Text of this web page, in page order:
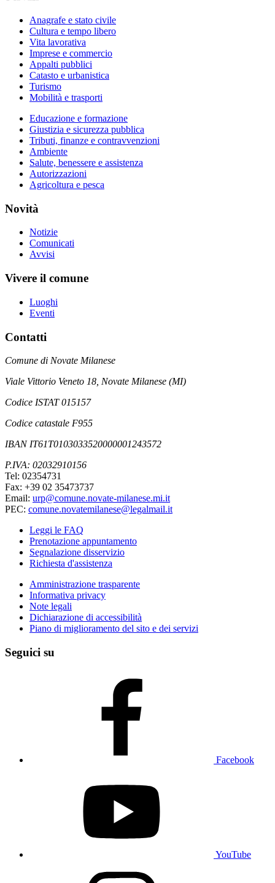
Anagrafe e stato civile
Cultura e tempo libero
Vita lavorativa
Imprese e commercio
Appalti pubblici
Catasto e urbanistica
Turismo
Mobilità e trasporti
Educazione e formazione
Giustizia e sicurezza pubblica
Tributi, finanze e contravvenzioni
Ambiente
Salute, benessere e assistenza
Autorizzazioni
Agricoltura e pesca
Novità
Notizie
Comunicati
Avvisi
Vivere il comune
Luoghi
Eventi
Contatti
Comune di Novate Milanese
Viale Vittorio Veneto 18, Novate Milanese (MI)
Codice ISTAT 015157
Codice catastale F955
IBAN IT61T0103033520000001243572
P.IVA: 02032910156
Tel: 02354731
Fax: +39 02 35473737
Email: urp@comune.novate-milanese.mi.it
PEC: comune.novatemilanese@legalmail.it
Leggi le FAQ
Prenotazione appuntamento
Segnalazione disservizio
Richiesta d'assistenza
Amministrazione trasparente
Informativa privacy
Note legali
Dichiarazione di accessibilità
Piano di miglioramento del sito e dei servizi
Seguici su
Facebook
YouTube